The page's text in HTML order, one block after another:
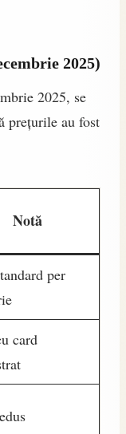
2025)
2025, se
prețurile au fost
Notă
per
card